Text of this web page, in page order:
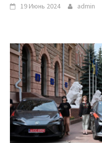
19 Июнь 2024 admin